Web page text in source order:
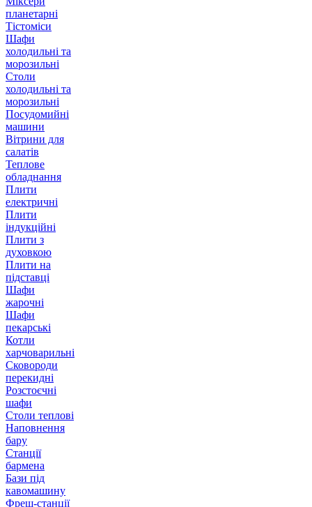
планетарні
Тістоміси
Шафи
холодильні та
морозильні
Столи
холодильні та
морозильні
Посудомийні
машини
Вітрини для
салатів
Теплове
обладнання
Плити
електричні
Плити
індукційні
Плити з
духовкою
Плити на
підставці
Шафи
жарочні
Шафи
пекарські
Котли
харчоварильні
Сковороди
перекидні
Розстоєчні
шафи
Столи теплові
Наповнення
бару
Станції
бармена
Бази під
кавомашину
Фреш-станції